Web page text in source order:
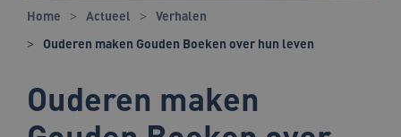
Home Actueel
Verhalen
Ouderen maken Gouden Boeken over hun leven
Ouderen maken